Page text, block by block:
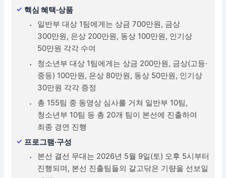
핵심 혜택·상품
일반부 대상 1팀에게는 상금 700만원, 금상
300만원, 은상 200만원, 동상 100만원, 인기상
50만원 각각 수여
청소년부 대상 1팀에게는 상금 200만원, 금상(고등·
중등) 100만원, 은상 80만원, 동상 50만원, 인기상
30만원 각각 증정
총 155팀 중 동영상 심사를 거쳐 일반부 10팀,
청소년부 10팀 등 총 20개 팀이 본선에 진출하여
최종 경연 진행
프로그램·구성
본선 결선 무대는 2026년 5월 9일(토) 오후 5시부터
진행되며, 본선 진출팀들의 갈고닦은 기량을 선보일